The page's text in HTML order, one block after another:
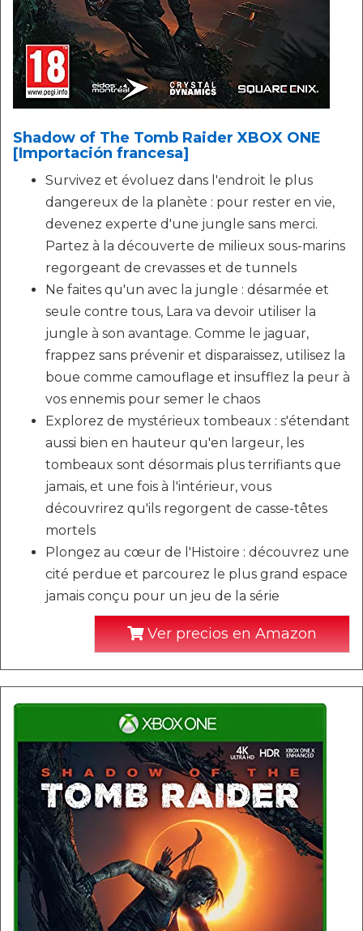
Shadow of The Tomb Raider XBOX ONE
[Importación francesa]
Survivez et évoluez dans l'endroit le plus
dangereux de la planète : pour rester en vie,
devenez experte d'une jungle sans merci.
Partez à la découverte de milieux sous-marins
regorgeant de crevasses et de tunnels
Ne faites qu'un avec la jungle : désarmée et
seule contre tous, Lara va devoir utiliser la
jungle à son avantage. Comme le jaguar,
frappez sans prévenir et disparaissez, utilisez la
boue comme camouflage et insufflez la peur à
vos ennemis pour semer le chaos
Explorez de mystérieux tombeaux : s'étendant
aussi bien en hauteur qu'en largeur, les
tombeaux sont désormais plus terrifiants que
jamais, et une fois à l'intérieur, vous
découvrirez qu'ils regorgent de casse-têtes
mortels
Plongez au cœur de l'Histoire : découvrez une
cité perdue et parcourez le plus grand espace
jamais conçu pour un jeu de la série
Ver precios en Amazon